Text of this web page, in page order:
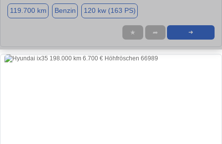
119.700 km Benzin 120 kw (163 PS)
★ ➦ ➜